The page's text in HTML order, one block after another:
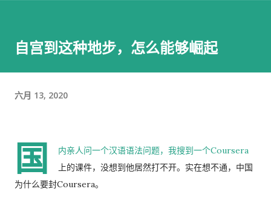
自宫到这种地步，怎么能够崛起
六月 13, 2020
国
内亲人问一个汉语语法问题，我搜到一个Coursera
上的课件，没想到他居然打不开。实在想不通，中国
为什么要封Coursera。